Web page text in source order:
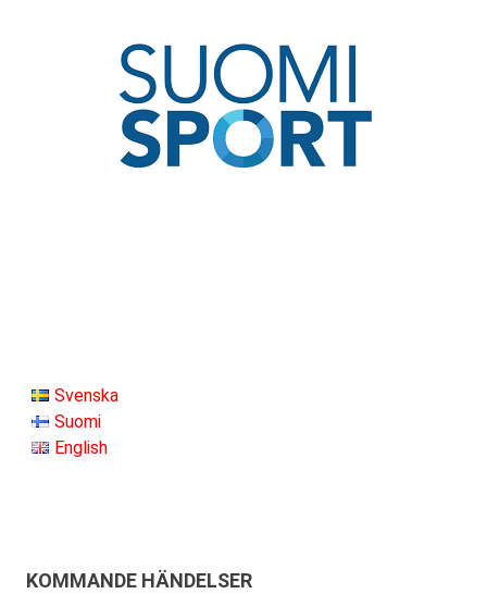
Svenska
Suomi
English
KOMMANDE HÄNDELSER